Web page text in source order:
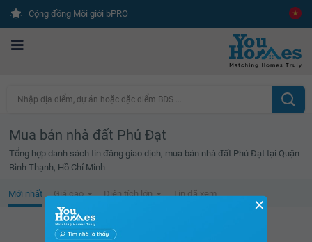
Cộng đồng Môi giới bPRO
Nhập địa điểm, dự án hoặc đặc điểm BĐS ...
Mua bán nhà đất Phú Đạt
Tổng hợp danh sách tin đăng giao dịch, mua bán nhà đất Phú Đạt tại Quận
Bình Thạnh, Hồ Chí Minh
Mới nhất Giá cao Diện tích lớn Tin đã xem
Không tìm thấy tin bất động sản nào
✕